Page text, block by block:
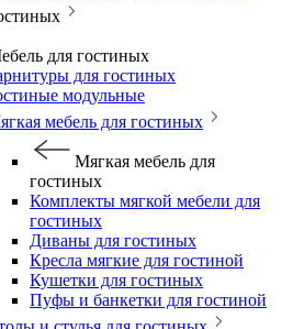
для гостиных
для гостиных
модульные
мебель для гостиных
Мягкая мебель для
гостиных
Комплекты мягкой мебели для
гостиных
Диваны для гостиных
Кресла мягкие для гостиной
Кушетки для гостиных
Пуфы и банкетки для гостиной